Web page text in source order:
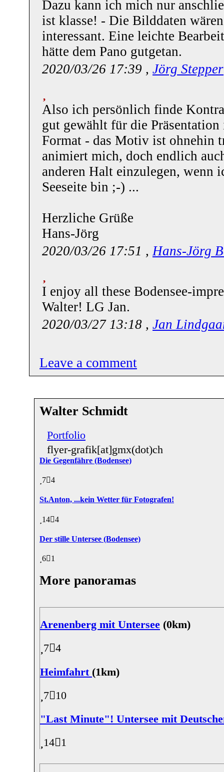
Dazu kann ich mich nur
ist klasse! - Die Bilddaten
interessant. Eine leichte
hätte dem Pano gutgetan.
2020/03/26 17:39 , Jörg Stepper
Also ich persönlich finde
gut gewählt für die
Format - das Motiv ist ohnehin
animiert mich, doch endlich
anderen Halt einzulegen, wenn
Seeseite bin ;-) ...
Herzliche Grüße
Hans-Jörg
2020/03/26 17:51 , Hans-Jörg
I enjoy all these Bodensee-
Walter! LG Jan.
2020/03/27 13:18 , Jan
Leave a comment
Walter Schmidt
Portfolio
flyer-grafik[at]gmx(dot)ch
Die Gegenfähre (Bodensee)
7 4
St.Anton, ...kein Wetter für Fotografen!
14 4
Der stille Untersee (Bodensee)
6 1
More panoramas
Arenenberg mit Untersee (0km)
7 4
Heimfahrt (1km)
7 10
"Last Minute"! Untersee mit
14 1